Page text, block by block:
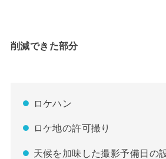
削減できた部分
ロケハン
ロケ地の許可撮り
天候を加味した撮影予備日の